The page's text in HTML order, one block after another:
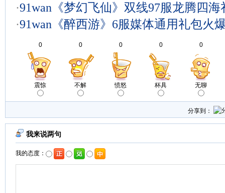
·91wan《梦幻飞仙》双线97服龙腾四海
·91wan《醉西游》6服媒体通用礼包火
0
震惊
0
不解
0
愤怒
0
杯具
0
无聊
分享到：